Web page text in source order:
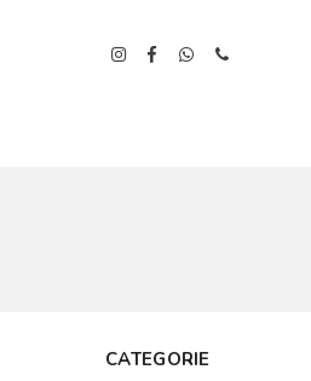
CATEGORIE